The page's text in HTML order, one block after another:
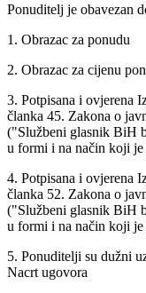
Ponuditelj je obavezan
1. Obrazac za ponudu
2. Obrazac za cijenu
3. Potpisana i ovjerena
članka 45. Zakona o
("Službeni glasnik BiH
u formi i na način koji
4. Potpisana i ovjerena
članka 52. Zakona o
("Službeni glasnik BiH
u formi i na način koji
5. Ponuditelji su dužni
Nacrt ugovora